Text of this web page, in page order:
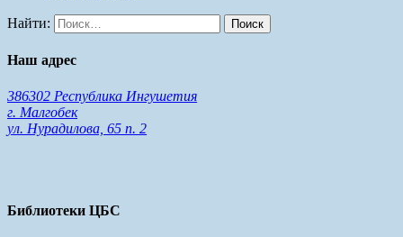
Найти:
Наш адрес
386302 Республика Ингушетия
г. Малгобек
ул. Нурадилова, 65 п. 2
Библиотеки ЦБС